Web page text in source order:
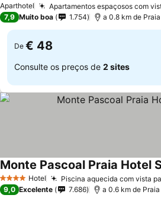
Aparthotel Apartamentos espaçosos com
7,9 Muito boa 1.754 a 0.8 km de
De € 48
Consulte os preços de 2 sites
4 EstrelasHotel Piscina aquecida com vista
Monte Pascoal Praia Hotel
9,0 Excelente 7.686 a 0.6 km de